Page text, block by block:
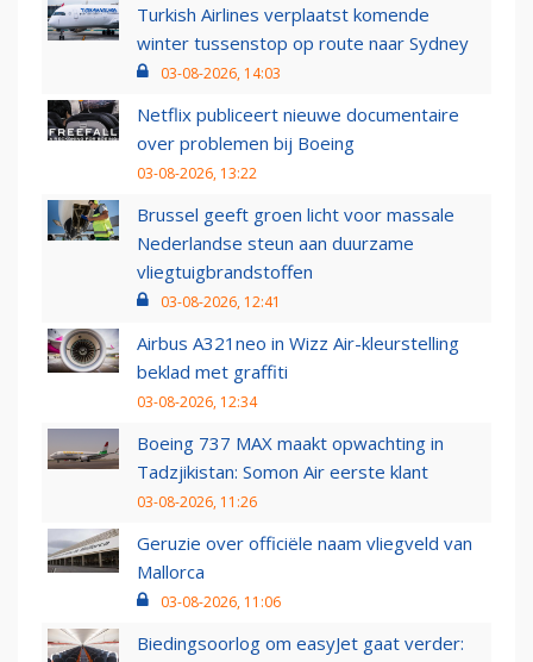
Turkish Airlines verplaatst komende
winter tussenstop op route naar Sydney
03-08-2026, 14:03
Netflix publiceert nieuwe documentaire
over problemen bij Boeing
03-08-2026, 13:22
Brussel geeft groen licht voor massale
Nederlandse steun aan duurzame
vliegtuigbrandstoffen
03-08-2026, 12:41
Airbus A321neo in Wizz Air-kleurstelling
beklad met graffiti
03-08-2026, 12:34
Boeing 737 MAX maakt opwachting in
Tadzjikistan: Somon Air eerste klant
03-08-2026, 11:26
Geruzie over officiële naam vliegveld van
Mallorca
03-08-2026, 11:06
Biedingsoorlog om easyJet gaat verder: